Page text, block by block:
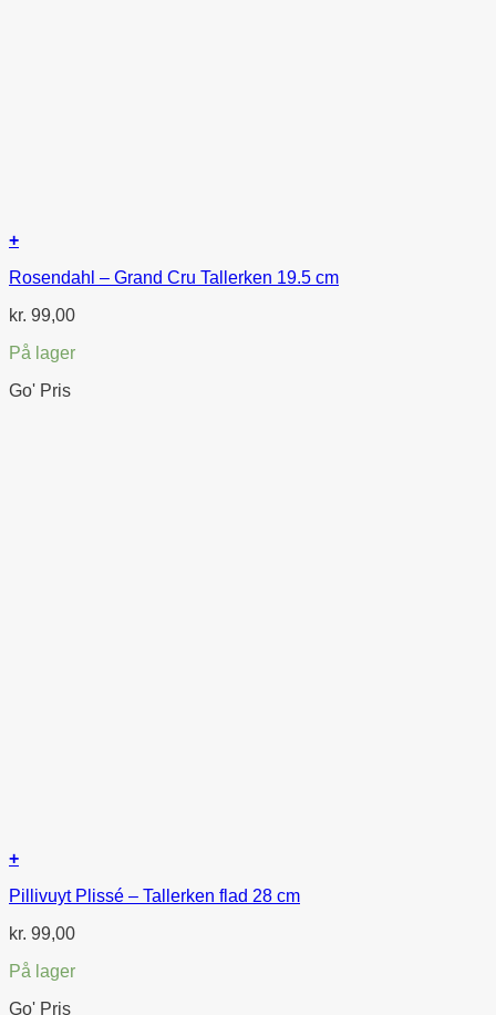
+
Rosendahl – Grand Cru Tallerken 19.5 cm
kr. 99,00
På lager
Go' Pris
+
Pillivuyt Plissé – Tallerken flad 28 cm
kr. 99,00
På lager
Go' Pris